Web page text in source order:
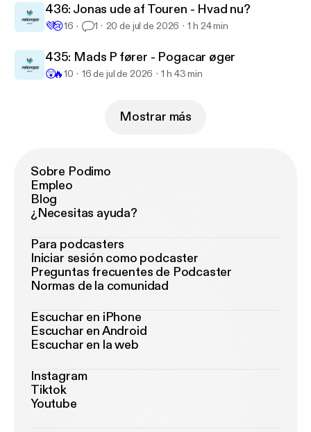
436: Jonas ude af Touren - Hvad nu?
💜😢16 1 20 de jul de 2026 1 h 24 min
435: Mads P fører - Pogacar øger
😲🔥10 16 de jul de 2026 1 h 43 min
Mostrar más
Sobre Podimo
Empleo
Blog
¿Necesitas ayuda?
Para podcasters
Iniciar sesión como podcaster
Preguntas frecuentes de Podcaster
Normas de la comunidad
Escuchar en iPhone
Escuchar en Android
Escuchar en la web
Instagram
Tiktok
Youtube